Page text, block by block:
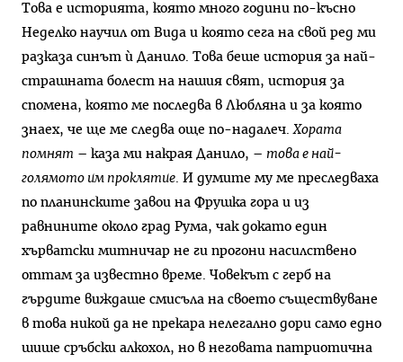
Това е историята, която много години по-късно
Неделко научил от Вида и която сега на свой ред ми
разказа синът ѝ Данило. Това беше история за най-
страшната болест на нашия свят, история за
спомена, която ме последва в Любляна и за която
знаех, че ще ме следва още по-надалеч. Хората
помнят – каза ми накрая Данило, – това е най-
голямото им проклятие . И думите му ме преследваха
по планинските завои на Фрушка гора и из
равнините около град Рума, чак докато един
хърватски митничар не ги прогони насилствено
оттам за известно време. Човекът с герб на
гърдите виждаше смисъла на своето съществуване
в това никой да не прекара нелегално дори само едно
шише сръбски алкохол, но в неговата патриотична